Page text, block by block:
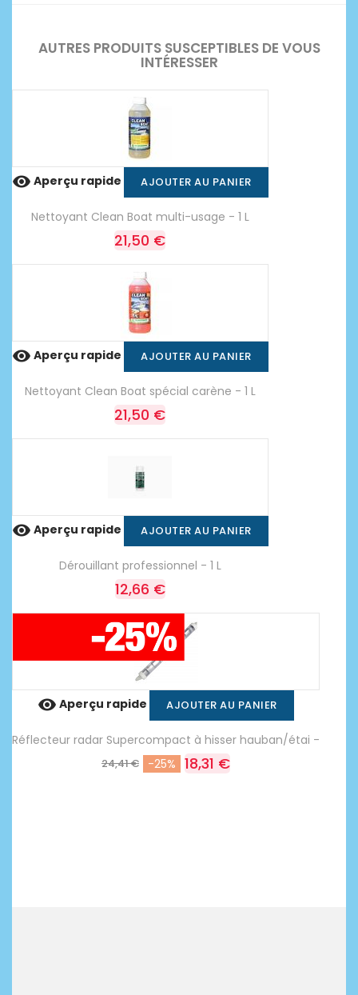
AUTRES PRODUITS SUSCEPTIBLES DE VOUS
INTÉRESSER
 Aperçu rapide AJOUTER AU PANIER
Nettoyant Clean Boat multi-usage - 1 L
21,50 €
 Aperçu rapide AJOUTER AU PANIER
Nettoyant Clean Boat spécial carène - 1 L
21,50 €
 Aperçu rapide AJOUTER AU PANIER
Dérouillant professionnel - 1 L
12,66 €
 Aperçu rapide AJOUTER AU PANIER
Réflecteur radar Supercompact à hisser hauban/étai -
24,41 € -25% 18,31 €